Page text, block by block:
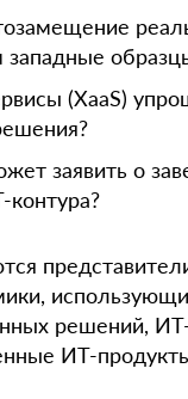
западные
(XaaS)
заявить о
контура?
решений,
ИТ-